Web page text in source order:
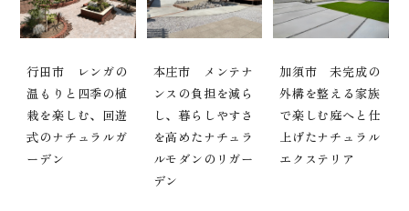
行田市 レンガの
温もりと四季の植
栽を楽しむ、回遊
式のナチュラルガ
ーデン
本庄市 メンテナ
ンスの負担を減ら
し、暮らしやすさ
を高めたナチュラ
ルモダンのリガー
デン
加須市 未完成の
外構を整える家族
で楽しむ庭へと仕
上げたナチュラル
エクステリア